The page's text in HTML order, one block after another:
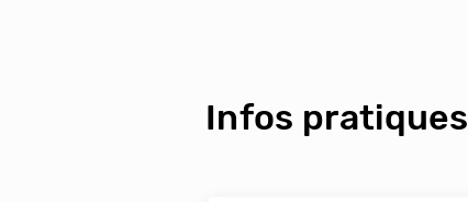
Infos pratiques